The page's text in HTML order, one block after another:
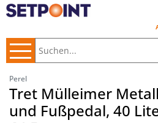
Perel
Tret Mülleimer
und Fußpedal, 40